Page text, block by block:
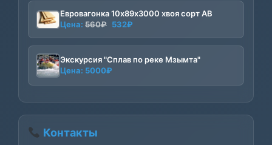
Евровагонка 10х89х3000 хвоя сорт АВ
Цена: 560₽ Первоначальная
составляла
560₽.
532₽
532₽.
Экскурсия "Сплав по реке Мзымта"
Цена: 5000₽
Контакты